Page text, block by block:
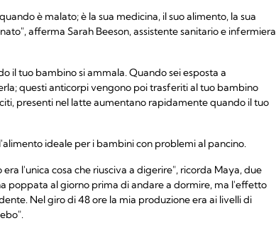
è malato; è la sua medicina, il suo alimento, la sua
afferma Sarah Beeson, assistente sanitario e infermiera
il tuo bambino si ammala. Quando sei esposta a
questi anticorpi vengono poi trasferiti al tuo bambino
presenti nel latte aumentano rapidamente quando il tuo
ideale per i bambini con problemi al pancino.
l'unica cosa che riusciva a digerire", ricorda Maya, due
poppata al giorno prima di andare a dormire, ma l'effetto
Nel giro di 48 ore la mia produzione era ai livelli di